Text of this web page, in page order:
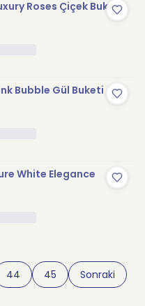
Roses Çiçek Buketi
Bubble Gül Buketi
White Elegance
44 45 Sonraki